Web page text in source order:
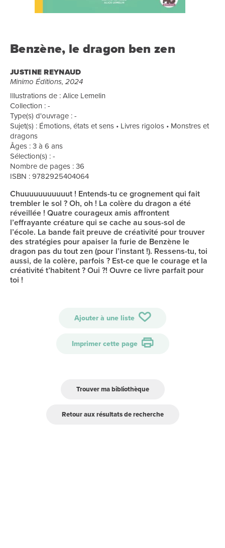
Benzène, le dragon ben zen
JUSTINE REYNAUD
Minimo Éditions, 2024
Illustrations de : Alice Lemelin
Collection : -
Type(s) d'ouvrage : -
Sujet(s) : Émotions, états et sens • Livres rigolos • Monstres et
dragons
Âges : 3 à 6 ans
Sélection(s) : -
Nombre de pages : 36
ISBN : 9782925404064
Chuuuuuuuuuuut ! Entends-tu ce grognement qui fait
trembler le sol ? Oh, oh ! La colère du dragon a été
réveillée ! Quatre courageux amis affrontent
l’effrayante créature qui se cache au sous-sol de
l’école. La bande fait preuve de créativité pour trouver
des stratégies pour apaiser la furie de Benzène le
dragon pas du tout zen (pour l’instant !). Ressens-tu, toi
aussi, de la colère, parfois ? Est-ce que le courage et la
créativité t’habitent ? Oui ?! Ouvre ce livre parfait pour
toi !
Ajouter à une liste
Imprimer cette page
Trouver ma bibliothèque
Retour aux résultats de recherche